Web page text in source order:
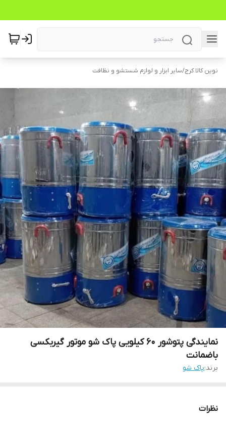
نوین کالا کرج/سایر ابزار و لوازم شستشو و نظافت
نمایندگی پتوشور ۶۰ کیلویی پاک شو موتور گیربکسی
باضمانت
برند:پاک شو
نظرات